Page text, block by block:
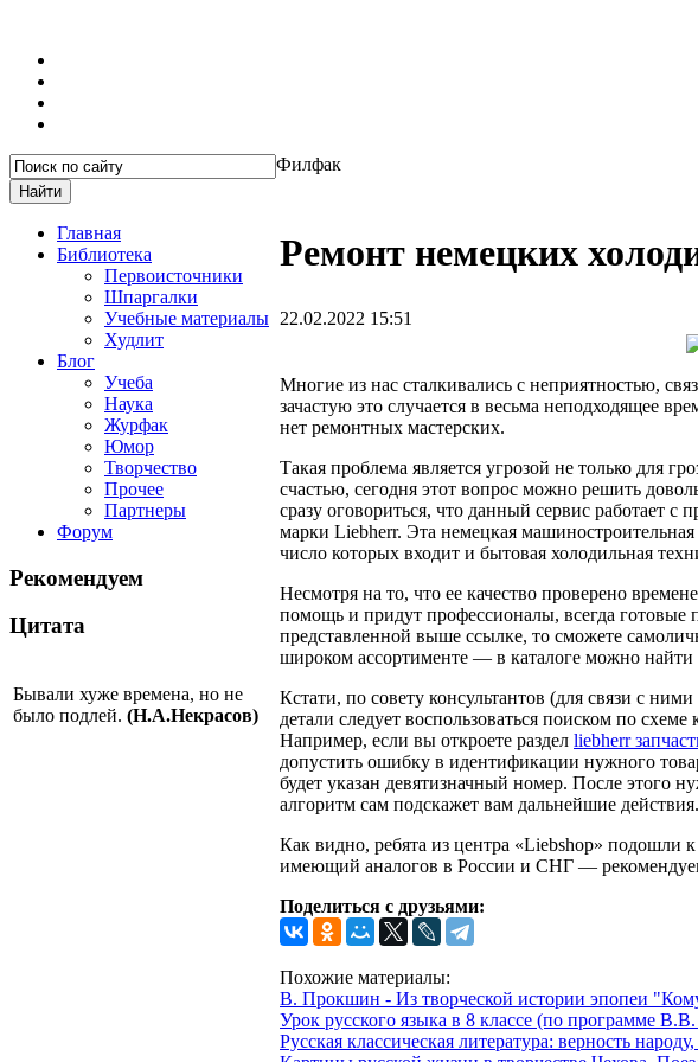
Главная
Библиотека
Первоисточники
Шпаргалки
Учебные материалы
Худлит
Блог
Учеба
Наука
Журфак
Юмор
Творчество
Прочее
Партнеры
Форум
Рекомендуем
Цитата
Бывали хуже времена, но не
было подлей. (Н.А.Некрасов)
Филфак
Ремонт немецких
22.02.2022 15:51
Многие из нас сталкивались с неприятностью,
зачастую это случается в весьма неподходящее
нет ремонтных мастерских.
Такая проблема является угрозой не только для
счастью, сегодня этот вопрос можно решить
сразу оговориться, что данный сервис работает
марки Liebherr. Эта немецкая
число которых входит и бытовая холодильная
Несмотря на то, что ее качество проверено
помощь и придут профессионалы, всегда готовые
представленной выше ссылке, то сможете
широком ассортименте — в каталоге можно
Кстати, по совету консультантов (для связи с
детали следует воспользоваться поиском по
Например, если вы откроете раздел liebherr
допустить ошибку в идентификации нужного
будет указан девятизначный номер. После этого
алгоритм сам подскажет вам дальнейшие действия.
Как видно, ребята из центра «Liebshop» подошли
имеющий аналогов в России и СНГ —
Поделиться с друзьями:
Похожие материалы:
В. Прокшин - Из творческой истории эпопеи
Урок русского языка в 8 классе (по программе
Русская классическая литература: верность